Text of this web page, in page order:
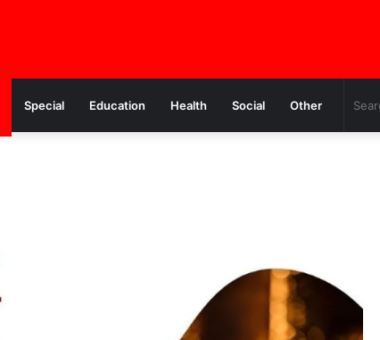
Special Education Health Social Other